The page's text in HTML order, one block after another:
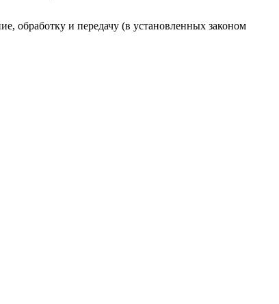
обработку и передачу (в установленных законом